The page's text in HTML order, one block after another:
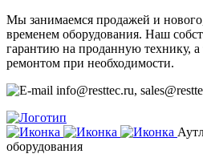
Мы занимаемся продажей и
временем оборудования. Наш
гарантию на проданную технику, а
ремонтом при необходимости.
info@resttec.ru,
оборудования